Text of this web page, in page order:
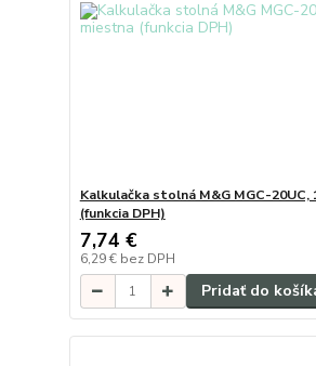
Kalkulačka stolná M&G MGC-
(funkcia DPH)
7,74 €
6,29 € bez DPH
Pridať do